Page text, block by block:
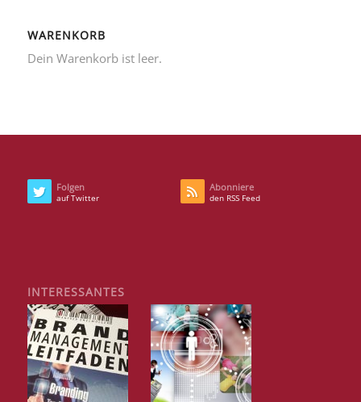
WARENKORB
Dein Warenkorb ist leer.
Folgen
auf Twitter
Abonniere
den RSS Feed
INTERESSANTES